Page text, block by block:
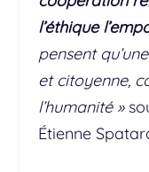
l’éthique
pensent
et citoyenne,
l’humanité »
Étienne